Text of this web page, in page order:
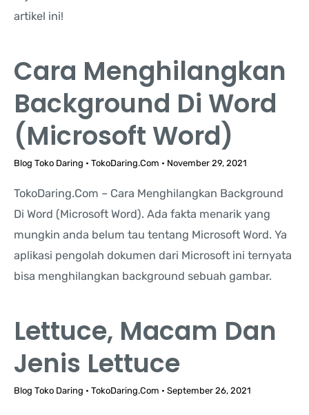
artikel ini!
Cara Menghilangkan
Background Di Word
(Microsoft Word)
Blog Toko Daring • TokoDaring.Com • November 29, 2021
TokoDaring.Com – Cara Menghilangkan Background
Di Word (Microsoft Word). Ada fakta menarik yang
mungkin anda belum tau tentang Microsoft Word. Ya
aplikasi pengolah dokumen dari Microsoft ini ternyata
bisa menghilangkan background sebuah gambar.
Lettuce, Macam Dan
Jenis Lettuce
Blog Toko Daring • TokoDaring.Com • September 26, 2021